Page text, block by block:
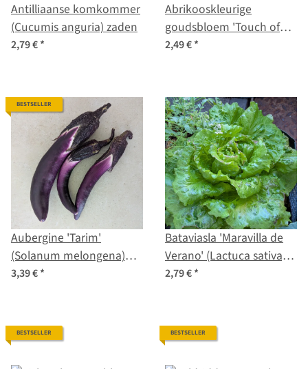
Antilliaanse komkommer
(Cucumis anguria) zaden
2,79 €*
Abrikooskleurige
goudsbloem 'Touch of
Red Buff' (Calendula
2,49 €*
BESTSELLER
Aubergine 'Tarim'
(Solanum melongena)
biologisch zaad
3,39 €*
Bataviasla 'Maravilla de
Verano' (Lactuca sativa)
zaden
2,79 €*
BESTSELLER BESTSELLER